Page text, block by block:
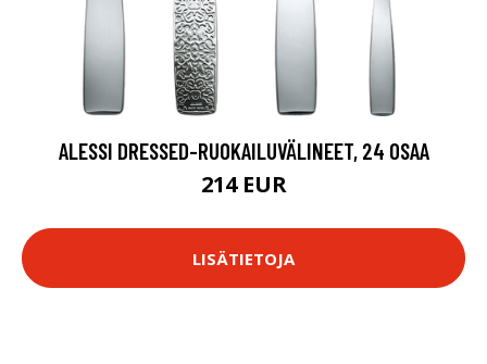
ALESSI DRESSED-RUOKAILUVÄLINEET, 24 OSAA
214 EUR
LISÄTIETOJA